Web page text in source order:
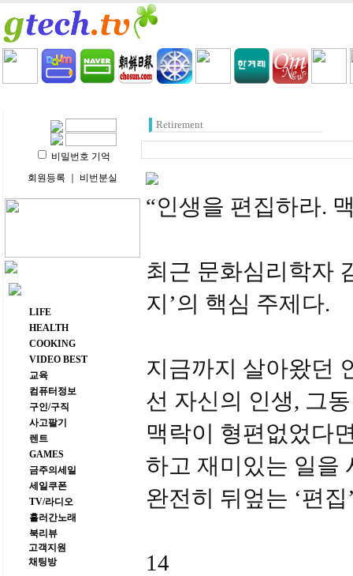
비밀번호 기억
회원등록
비번분실
주요 메뉴
LIFE
HEALTH
COOKING
VIDEO BEST
교육
컴퓨터정보
구인/구직
사고팔기
렌트
GAMES
금주의세일
세일쿠폰
TV/라디오
흘러간노래
북리뷰
고객지원
채팅방
Retirement
“인생을 편집하라.
최근 문화심리학자
지’의 핵심 주제다.
지금까지 살아왔던
선 자신의 인생, 그
맥락이 형편없었다
하고 재미있는 일을
완전히 뒤엎는 ‘편
14